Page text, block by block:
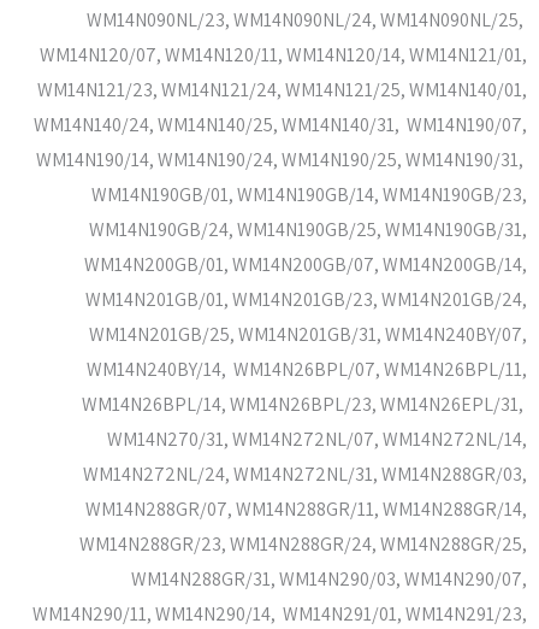
WM14N090NL/23, WM14N090NL/24, WM14N090NL/25,
WM14N120/07, WM14N120/11, WM14N120/14, WM14N121/01,
WM14N121/23, WM14N121/24, WM14N121/25, WM14N140/01,
WM14N140/24, WM14N140/25, WM14N140/31, WM14N190/07,
WM14N190/14, WM14N190/24, WM14N190/25, WM14N190/31,
WM14N190GB/01, WM14N190GB/14, WM14N190GB/23,
WM14N190GB/24, WM14N190GB/25, WM14N190GB/31,
WM14N200GB/01, WM14N200GB/07, WM14N200GB/14,
WM14N201GB/01, WM14N201GB/23, WM14N201GB/24,
WM14N201GB/25, WM14N201GB/31, WM14N240BY/07,
WM14N240BY/14, WM14N26BPL/07, WM14N26BPL/11,
WM14N26BPL/14, WM14N26BPL/23, WM14N26EPL/31,
WM14N270/31, WM14N272NL/07, WM14N272NL/14,
WM14N272NL/24, WM14N272NL/31, WM14N288GR/03,
WM14N288GR/07, WM14N288GR/11, WM14N288GR/14,
WM14N288GR/23, WM14N288GR/24, WM14N288GR/25,
WM14N288GR/31, WM14N290/03, WM14N290/07,
WM14N290/11, WM14N290/14, WM14N291/01, WM14N291/23,